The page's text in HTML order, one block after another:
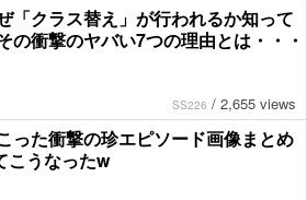
「クラス替え」が行われるか知って
の衝撃のヤバい7つの理由とは・・・
SS226 / 2,655 views
った衝撃の珍エピソード画像まとめ
こうなったw